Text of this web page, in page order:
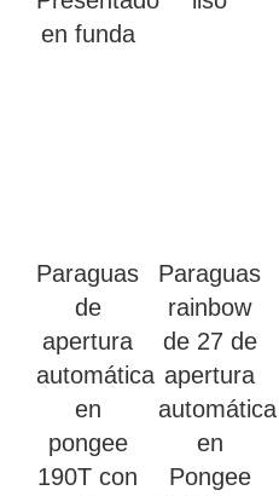
en funda
Paraguas
de
apertura
automática
en
pongee
190T con
Paraguas
rainbow
de 27 de
apertura
automática
en
Pongee